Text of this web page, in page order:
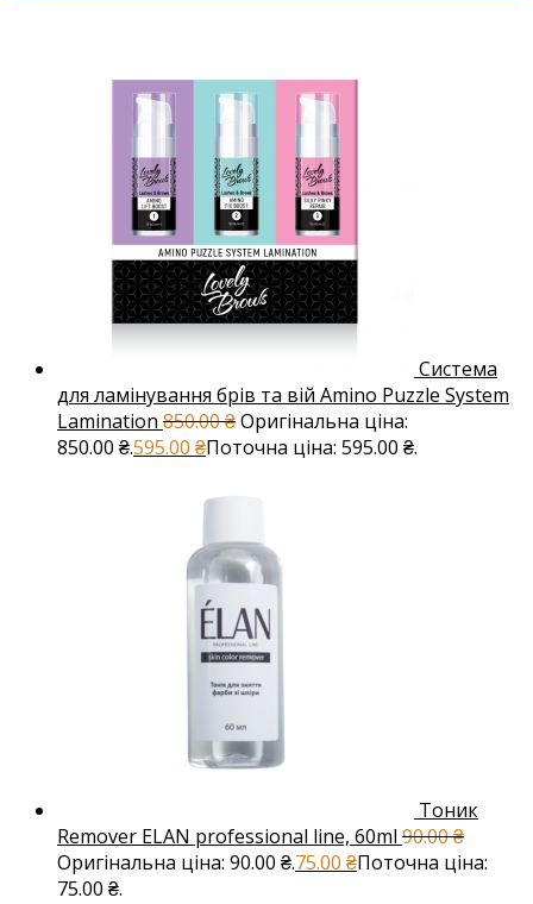
Система
для ламінування брів та вій Amino Puzzle System
Lamination 850.00₴Оригінальна ціна:
850.00 ₴.595.00 ₴Поточна ціна: 595.00 ₴.
Тоник
Remover ELAN professional line, 60ml 90.00₴
Оригінальна ціна: 90.00 ₴.75.00 ₴Поточна ціна:
75.00 ₴.